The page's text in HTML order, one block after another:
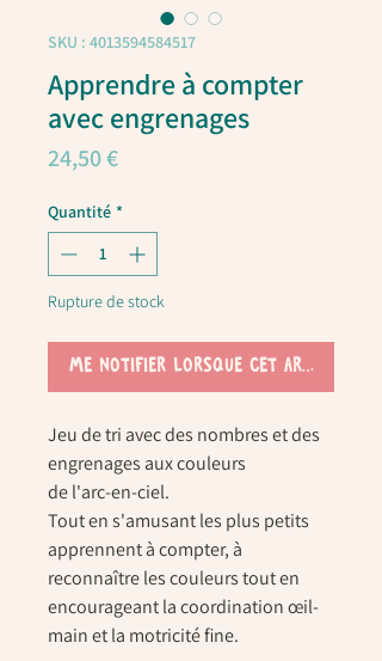
SKU : 4013594584517
Apprendre à compter
avec engrenages
24,50 €Prix
Quantité *
Rupture de stock
Me notifier lorsque cet article est
Jeu de tri avec des nombres et des
engrenages aux couleurs
de l'arc-en-ciel.
Tout en s'amusant les plus petits
apprennent à compter, à
reconnaître les couleurs tout en
encourageant la coordination œil-
main et la motricité fine.